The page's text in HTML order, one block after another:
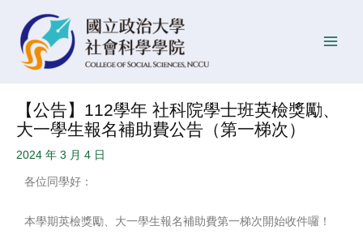
【公告】112學年 社科院學士班英檢獎勵、
大一學生報名補助費公告（第一梯次）
2024 年 3 月 4 日
各位同學好：
本學期英檢獎勵、大一學生報名補助費第一梯次開始收件囉！
navigation
佈
日